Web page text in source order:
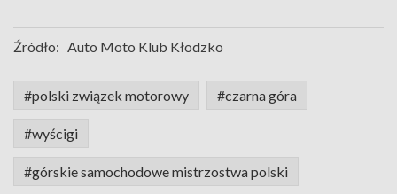
Źródło: Auto Moto Klub Kłodzko
#polski związek motorowy #czarna góra
#wyścigi
#górskie samochodowe mistrzostwa polski